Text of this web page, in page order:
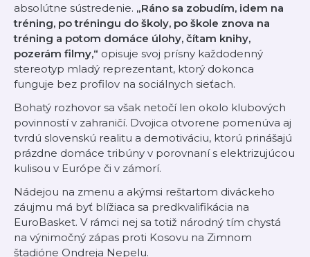
absolútne sústredenie. „Ráno sa zobudím, idem na
tréning, po tréningu do školy, po škole znova na
tréning a potom domáce úlohy, čítam knihy,
pozerám filmy,“ opisuje svoj prísny každodenný
stereotyp mladý reprezentant, ktorý dokonca
funguje bez profilov na sociálnych sieťach.
Bohatý rozhovor sa však netočí len okolo klubových
povinností v zahraničí. Dvojica otvorene pomenúva aj
tvrdú slovenskú realitu a demotiváciu, ktorú prinášajú
prázdne domáce tribúny v porovnaní s elektrizujúcou
kulisou v Európe či v zámorí.
Nádejou na zmenu a akýmsi reštartom diváckeho
záujmu má byť blížiaca sa predkvalifikácia na
EuroBasket. V rámci nej sa totiž národný tím chystá
na výnimočný zápas proti Kosovu na Zimnom
štadióne Ondreja Nepelu.